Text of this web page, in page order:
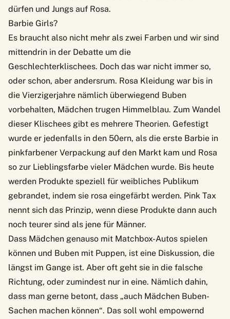
dürfen und Jungs auf Rosa.
Barbie Girls?
Es braucht also nicht mehr als zwei Farben und wir sind
mittendrin in der Debatte um die
Geschlechterklischees. Doch das war nicht immer so,
oder schon, aber andersrum. Rosa Kleidung war bis in
die Vierzigerjahre nämlich überwiegend Buben
vorbehalten, Mädchen trugen Himmelblau. Zum Wandel
dieser Klischees gibt es mehrere Theorien. Gefestigt
wurde er jedenfalls in den 50ern, als die erste Barbie in
pinkfarbener Verpackung auf den Markt kam und Rosa
so zur Lieblingsfarbe vieler Mädchen wurde. Bis heute
werden Produkte speziell für weibliches Publikum
gebrandet, indem sie rosa eingefärbt werden. Pink Tax
nennt sich das Prinzip, wenn diese Produkte dann auch
noch teurer sind als jene für Männer.
Dass Mädchen genauso mit Matchbox-Autos spielen
können und Buben mit Puppen, ist eine Diskussion, die
längst im Gange ist. Aber oft geht sie in die falsche
Richtung, oder zumindest nur in eine. Nämlich dahin,
dass man gerne betont, dass „auch Mädchen Buben-
Sachen machen können“. Das soll wohl empowernd